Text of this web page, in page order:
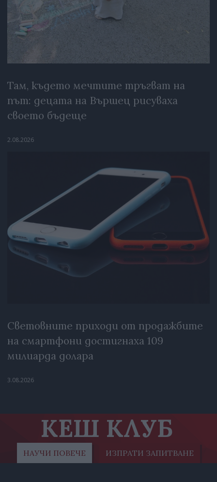
Там, където мечтите тръгват на
път: децата на Вършец рисуваха
своето бъдеще
2.08.2026
Световните приходи от продажбите
на смартфони достигнаха 109
милиарда долара
3.08.2026
КЕШ КЛУБ
НАУЧИ ПОВЕЧЕ ИЗПРАТИ ЗАПИТВАНЕ